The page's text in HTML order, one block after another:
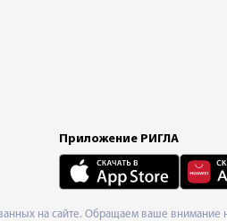
Приложение РИГЛА
на сайте. Обращаем ваше внимание